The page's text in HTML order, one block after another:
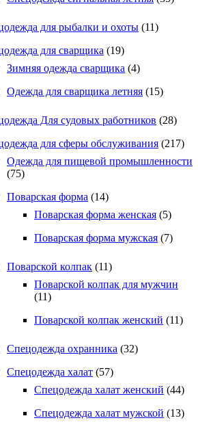
для рыбалки и охоты (11)
для сварщика (19)
Зимняя одежда сварщика (4)
Одежда для сварщика летняя (15)
Для судовых работников (28)
для сферы обслуживания (217)
Одежда для пищевой промышленности
(75)
Поварская форма (14)
Поварская форма женская (5)
Поварская форма мужская (7)
Поварской колпак (11)
Поварской колпак для мужчин
(11)
Поварской колпак женский (11)
Спецодежда охранника (32)
Спецодежда халат (57)
Спецодежда халат женский (44)
Спецодежда халат мужской (13)